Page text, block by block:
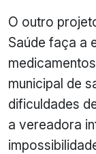
O outro
Saúde faça a
municipal de
dificuldades
a vereadora